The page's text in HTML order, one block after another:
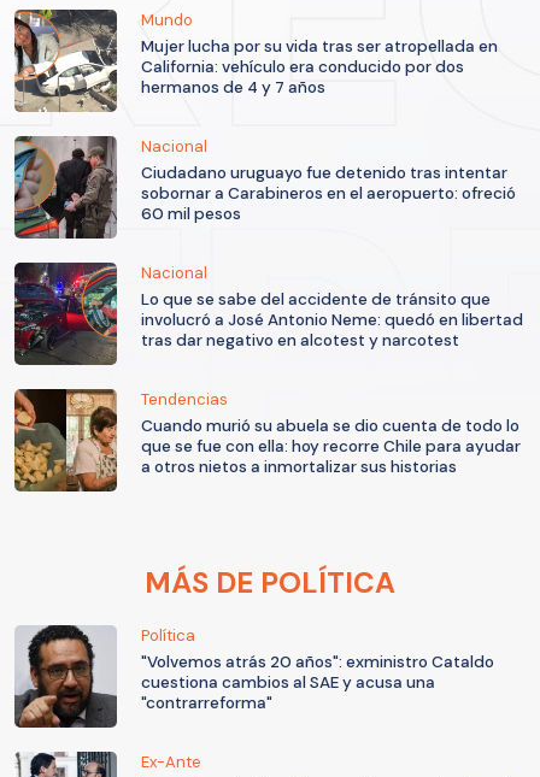
Mundo
Mujer lucha por su vida tras ser atropellada en
California: vehículo era conducido por dos
hermanos de 4 y 7 años
Nacional
Ciudadano uruguayo fue detenido tras intentar
sobornar a Carabineros en el aeropuerto: ofreció
60 mil pesos
Nacional
Lo que se sabe del accidente de tránsito que
involucró a José Antonio Neme: quedó en libertad
tras dar negativo en alcotest y narcotest
Tendencias
Cuando murió su abuela se dio cuenta de todo lo
que se fue con ella: hoy recorre Chile para ayudar
a otros nietos a inmortalizar sus historias
MÁS DE POLÍTICA
Política
"Volvemos atrás 20 años": exministro Cataldo
cuestiona cambios al SAE y acusa una
"contrarreforma"
Ex-Ante